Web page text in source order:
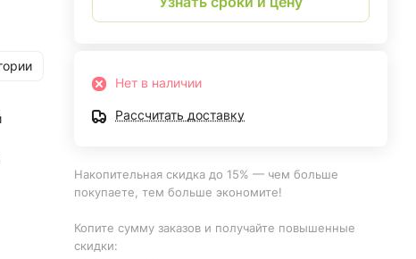
Нет в наличии
Рассчитать доставку
Накопительная скидка до 15% — чем больше
покупаете, тем больше экономите!
Копите сумму заказов и получайте повышенные
скидки: